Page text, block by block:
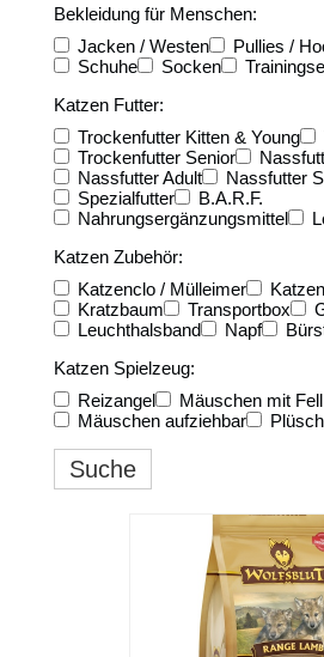
Bekleidung für Menschen:
Jacken / Westen
Pullies /
Schuhe
Socken
Katzen Futter:
Trockenfutter Kitten & Young
Trockenfutter Senior
Nassfutter Adult
Nassfutter
Spezialfutter
B.A.R.F.
Nahrungsergänzungsmittel
Katzen Zubehör:
Katzenclo / Mülleimer
Kratzbaum
Transportbox
Leuchthalsband
Napf
Katzen Spielzeug:
Reizangel
Mäuschen mit Fell
Mäuschen aufziehbar
Suche